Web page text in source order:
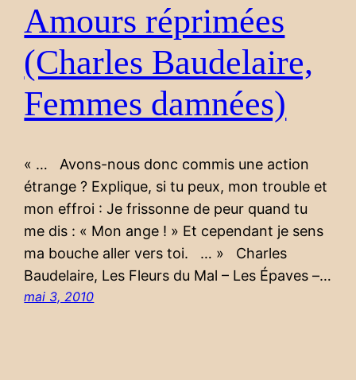
Amours réprimées
(Charles Baudelaire,
Femmes damnées)
« … Avons-nous donc commis une action
étrange ? Explique, si tu peux, mon trouble et
mon effroi : Je frissonne de peur quand tu
me dis : « Mon ange ! » Et cependant je sens
ma bouche aller vers toi. … » Charles
Baudelaire, Les Fleurs du Mal – Les Épaves –…
mai 3, 2010